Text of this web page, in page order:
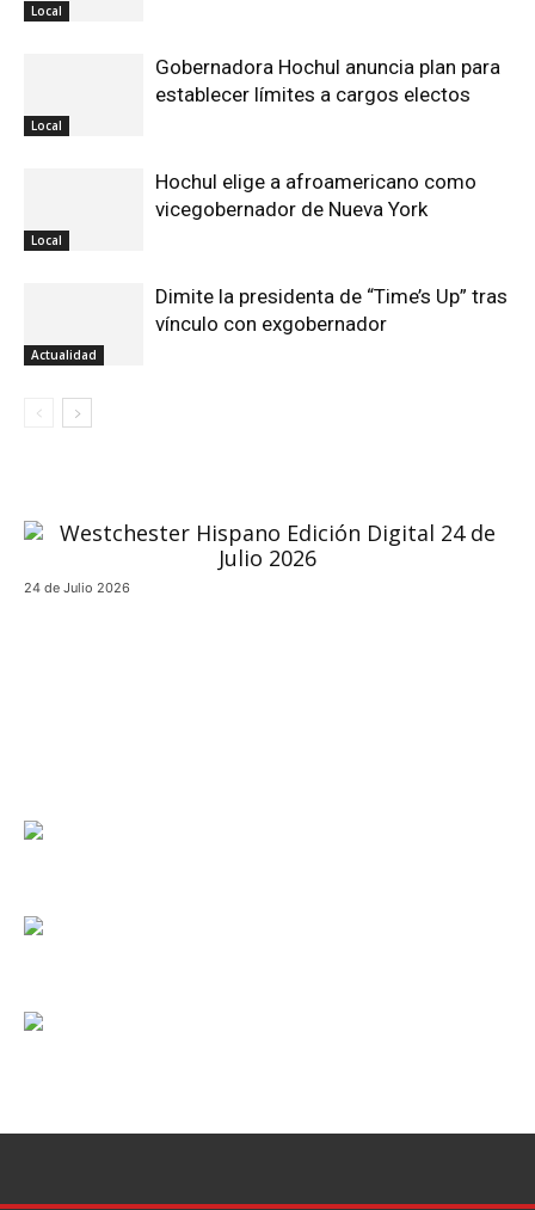
Local
Local
Gobernadora Hochul anuncia plan para
establecer límites a cargos electos
Local
Hochul elige a afroamericano como
vicegobernador de Nueva York
Actualidad
Dimite la presidenta de “Time’s Up” tras
vínculo con exgobernador
24 de Julio 2026